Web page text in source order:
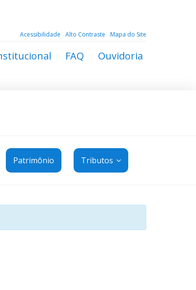
Acessibilidade Alto Contraste Mapa do Site
FAQ Ouvidoria
Patrimônio Tributos